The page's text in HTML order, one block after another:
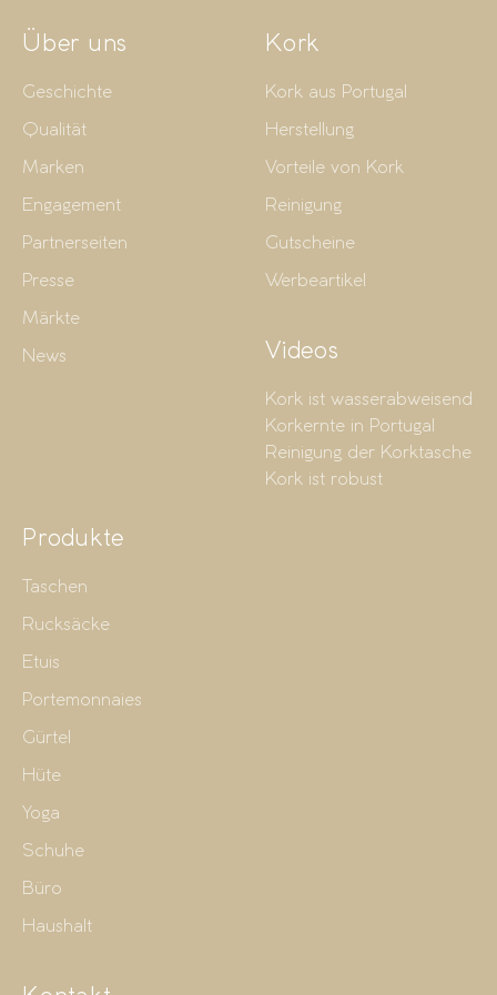
Über uns
Geschichte
Qualität
Marken
Engagement
Partnerseiten
Presse
Märkte
News
Kork
Kork aus Portugal
Herstellung
Vorteile von Kork
Reinigung
Gutscheine
Werbeartikel
Videos
Kork ist wasserabweisend
Korkernte in Portugal
Reinigung der Korktasche
Kork ist robust
Produkte
Taschen
Rucksäcke
Etuis
Portemonnaies
Gürtel
Hüte
Yoga
Schuhe
Büro
Haushalt